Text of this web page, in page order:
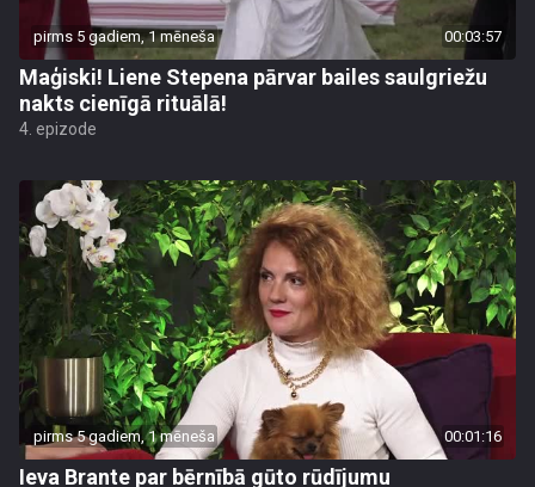
pirms 5 gadiem, 1 mēneša 00:03:57
Maģiski! Liene Stepena pārvar bailes saulgriežu
nakts cienīgā rituālā!
4. epizode
pirms 5 gadiem, 1 mēneša 00:01:16
Ieva Brante par bērnībā gūto rūdījumu